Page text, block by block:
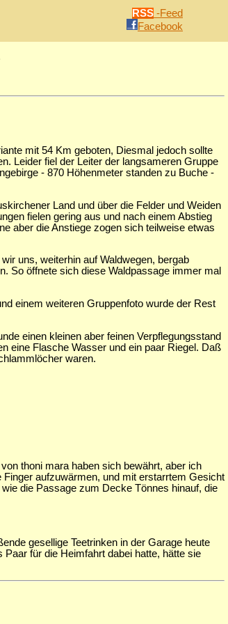
RSS -Feed
Facebook
mit 54 Km geboten, Diesmal jedoch sollte
Leider fiel der Leiter der langsameren Gruppe
- 870 Höhenmeter standen zu Buche -
Land und über die Felder und Weiden
fielen gering aus und nach einem Abstieg
aber die Anstiege zogen sich teilweise etwas
uns, weiterhin auf Waldwegen, bergab
So öffnete sich diese Waldpassage immer mal
einem weiteren Gruppenfoto wurde der Rest
einen kleinen aber feinen Verpflegungsstand
eine Flasche Wasser und ein paar Riegel. Daß
waren.
thoni mara haben sich bewährt, aber ich
aufzuwärmen, und mit erstarrtem Gesicht
die Passage zum Decke Tönnes hinauf, die
gesellige Teetrinken in der Garage heute
für die Heimfahrt dabei hatte, hätte sie